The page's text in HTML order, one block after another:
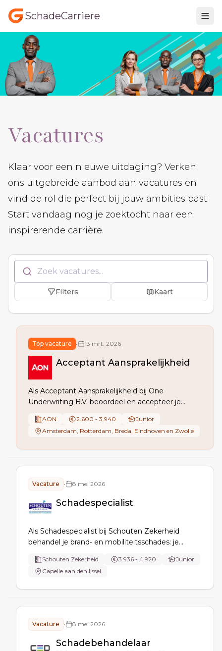
SchadeCarriere
Vacatures
Klaar voor een nieuwe uitdaging? Verken
ons uitgebreide aanbod aan vacatures en
vind de rol die perfect bij jouw ambities past.
Start vandaag nog je zoektocht naar een
inspirerende carrière.
Zoek vacatures...
Filters Kaart
Top vacature • 13 mrt. 2026
Acceptant Aansprakelijkheid
Als Acceptant Aansprakelijkheid bij One
Underwriting B.V. beoordeel en accepteer je
beheer je de portefeuille en voer je naselectie uit.
Je werkt mee aan proces- en
AON 2.600 - 3.940
Junior
Amsterdam, Rotterdam, Breda, Eindhoven en Zwolle
Vacature • 8 mei 2026
Schadespecialist
Als Schadespecialist bij Schouten Zekerheid
behandel je brand- en mobiliteitsschades: je
claims, initieert schadebeperking, schakelt experts
in, onderhoudt contact met alle partijen en
Schouten Zekerheid 3.936 - 4.920
Junior
Capelle aan den Ijssel
Vacature • 8 mei 2026
Schadebehandelaar